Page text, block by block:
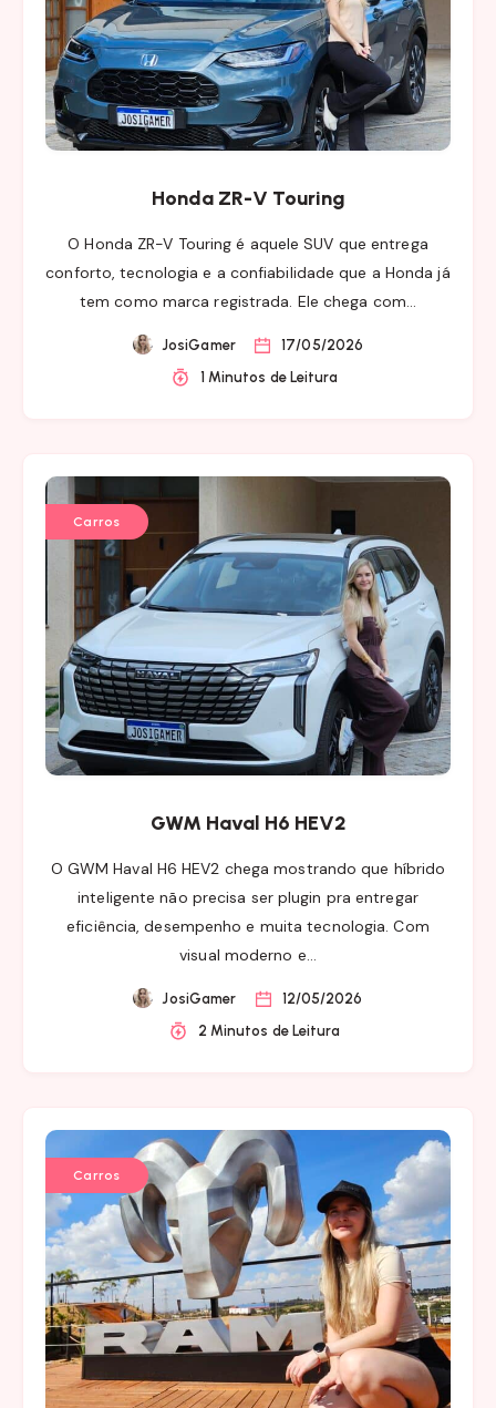
Honda ZR-V Touring
O Honda ZR-V Touring é aquele SUV que entrega
conforto, tecnologia e a confiabilidade que a Honda já
tem como marca registrada. Ele chega com…
JosiGamer
17/05/2026
1 Minutos de Leitura
Carros
GWM Haval H6 HEV2
O GWM Haval H6 HEV2 chega mostrando que híbrido
inteligente não precisa ser plugin pra entregar
eficiência, desempenho e muita tecnologia. Com
visual moderno e…
JosiGamer
12/05/2026
2 Minutos de Leitura
Carros